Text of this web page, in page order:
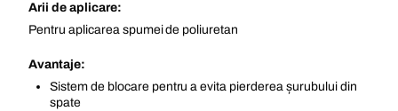
Arii de aplicare:
Pentru aplicarea spumei de poliuretan
Avantaje:
Sistem de blocare pentru a evita pierderea șurubului din
spate